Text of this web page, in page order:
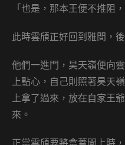
「也是，那本王便不推阻
此時雲頎正好回到雅間，
他們一進門，昊天嶺便向
上點心，自己則照著昊天
上拿了過來，放在自家王
來。